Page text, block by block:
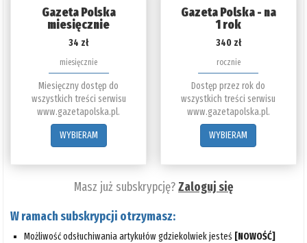
Gazeta Polska
miesięcznie
34 zł
miesięcznie
Miesięczny dostęp do
wszystkich treści serwisu
www.gazetapolska.pl.
WYBIERAM
Gazeta Polska - na
1 rok
340 zł
rocznie
Dostęp przez rok do
wszystkich treści serwisu
www.gazetapolska.pl.
WYBIERAM
Masz już subskrypcję?Zaloguj się
W ramach subskrypcji otrzymasz:
Możliwość odsłuchiwania artykułów gdziekolwiek jesteś [NOWOŚĆ]